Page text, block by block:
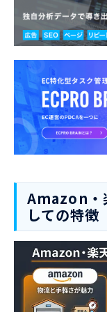
Amazon・
しての特徴